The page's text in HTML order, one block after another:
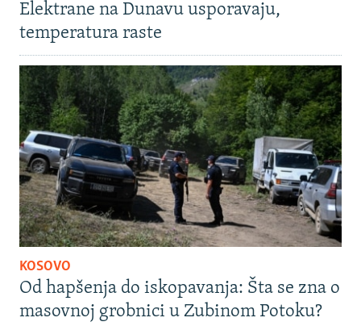
Elektrane na Dunavu usporavaju,
temperatura raste
KOSOVO
Od hapšenja do iskopavanja: Šta se zna o
masovnoj grobnici u Zubinom Potoku?